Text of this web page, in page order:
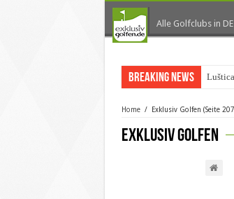
Alle Golfclubs in DE
Breaking News
Home / Exklusiv Golfen (Seite
Exklusiv Golfen